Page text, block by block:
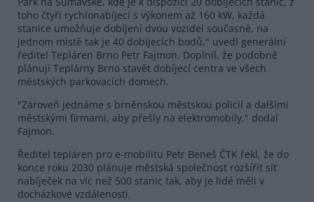
toho čtyři rychlonabíjecí s výkonem až 160 kW, každá
stanice umožňuje dobíjení dvou vozidel současně, na
jednom místě tak je 40 dobíjecích bodů," uvedl generální
ředitel Tepláren Brno Petr Fajmon. Doplnil, že podobně
plánují Teplárny Brno stavět dobíjecí centra ve všech
městských parkovacích domech.
"Zároveň jednáme s brněnskou městskou policií a dalšími
městskými firmami, aby přešly na elektromobily," dodal
Fajmon.
Ředitel tepláren pro e-mobilitu Petr Beneš ČTK řekl, že do
konce roku 2030 plánuje městská společnost rozšířit síť
nabíječek na víc než 500 stanic tak, aby je lidé měli v
docházkové vzdálenosti.